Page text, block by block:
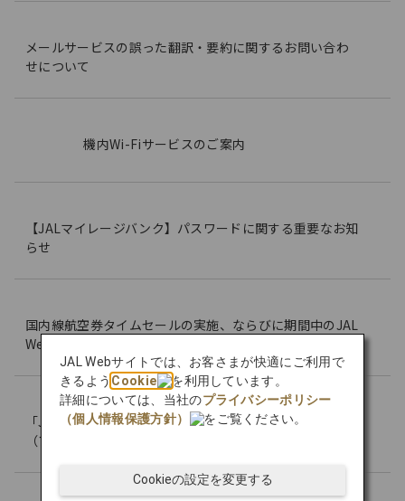
メールサービスの誤った翻訳・要約に関するお問い合わ
せについて
機内Wi-Fiサービスのご案内
【JALマイレージバンク】パスワードに関する重要なお知
らせ
国内線航空券タイムセールの実施、ならびに期間中のJAL
Webサイト混雑時のアクセス制限について
「JALグループ航空会社 個人情報の取り扱いについて」
（プライバシーポリシー）の改訂のお知らせ
JAL Webサイトでは、お客さまが快適にご利用で
きるよう Cookie
を利用しています。
詳細については、当社のプライバシーポリシー
（個人情報保護方針）
をご覧ください。
Cookieの設定を変更する